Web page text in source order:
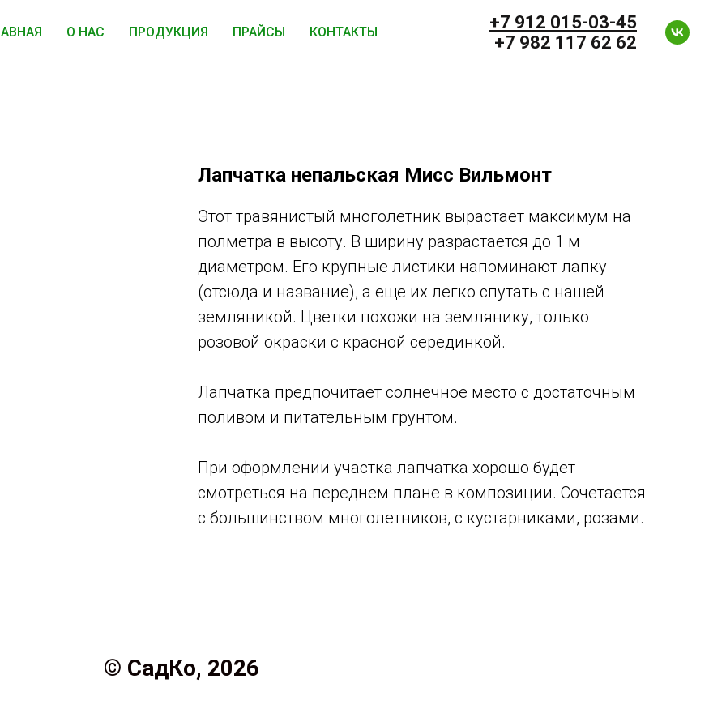
О НАС ПРОДУКЦИЯ ПРАЙСЫ КОНТАКТЫ +7 912 015-03-45
+7 982 117 62 62
Лапчатка непальская Мисс Вильмонт
Этот травянистый многолетник вырастает максимум на
полметра в высоту. В ширину разрастается до 1 м
диаметром. Его крупные листики напоминают лапку
(отсюда и название), а еще их легко спутать с нашей
земляникой. Цветки похожи на землянику, только
розовой окраски с красной серединкой.
Лапчатка предпочитает солнечное место с достаточным
поливом и питательным грунтом.
При оформлении участка лапчатка хорошо будет
смотреться на переднем плане в композиции. Сочетается
с большинством многолетников, с кустарниками, розами.
© СадКо, 2026